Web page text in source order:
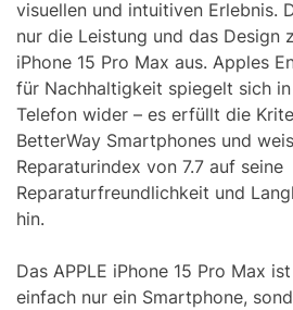
visuellen und intuitiven Erlebnis.
nur die Leistung und das Design
iPhone 15 Pro Max aus. Apples
für Nachhaltigkeit spiegelt sich
Telefon wider – es erfüllt die
BetterWay Smartphones und
Reparaturindex von 7.7 auf seine
Reparaturfreundlichkeit und
hin.
Das APPLE iPhone 15 Pro Max
einfach nur ein Smartphone,